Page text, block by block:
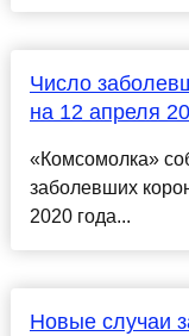
Число
на 12 апреля
«Комсомолка»
заболевших
2020 года...
Новые случаи